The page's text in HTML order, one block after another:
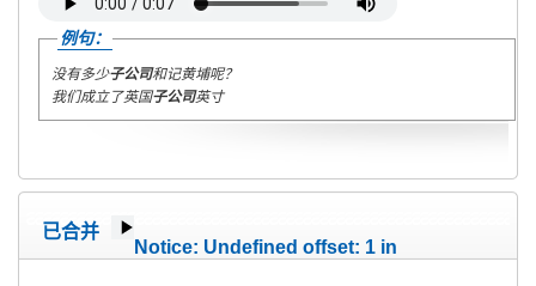
例句：
没有多少子公司和记黄埔呢？
我们成立了英国子公司英寸
已合并
Notice: Undefined offset: 1 in